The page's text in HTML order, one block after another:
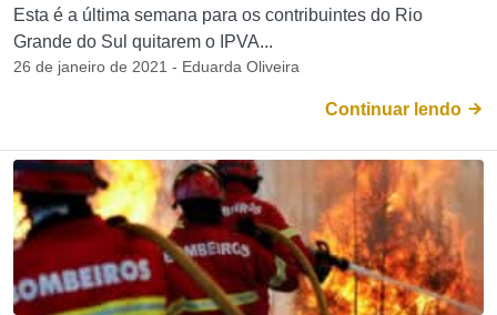
Esta é a última semana para os contribuintes do Rio
Grande do Sul quitarem o IPVA...
26 de janeiro de 2021 - Eduarda Oliveira
Continuar lendo